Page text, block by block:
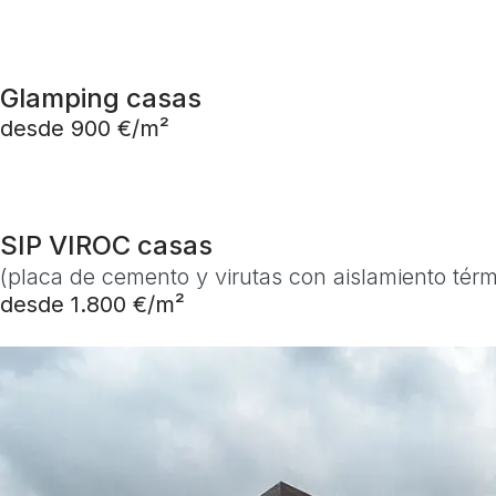
Glamping casas
desde 900 €/m²
SIP VIROC casas
(placa de cemento y virutas con aislamiento
desde 1.800 €/m²